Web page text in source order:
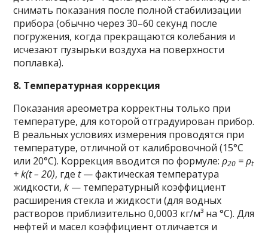
снимать показания после полной стабилизации
прибора (обычно через 30–60 секунд после
погружения, когда прекращаются колебания и
исчезают пузырьки воздуха на поверхности
поплавка).
8. Температурная коррекция
Показания ареометра корректны только при
температуре, для которой отградуирован прибор.
В реальных условиях измерения проводятся при
температуре, отличной от калибровочной (15°C
или 20°C). Коррекция вводится по формуле:ρ20 = ρt
+ k(t – 20), гдеt— фактическая температура
жидкости,k — температурный коэффициент
расширения стекла и жидкости (для водных
растворов приблизительно 0,0003 кг/м³ на °C). Для
нефтей и масел коэффициент отличается и